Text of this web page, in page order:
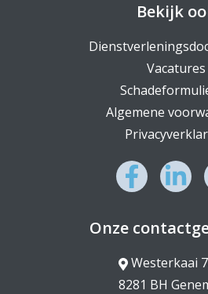
Bekijk
Vacatures
Algemene
Onze
Westerkaai
8281 BH